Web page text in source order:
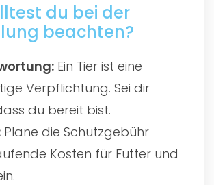
du bei der
beachten?
Ein Tier ist eine
Verpflichtung. Sei dir
du bereit bist.
Plane die Schutzgebühr
Kosten für Futter und